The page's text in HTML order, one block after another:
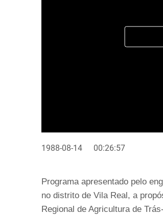
1988-08-14 00:26:57
Programa apresentado pelo
no distrito de Vila Real, a
Regional de Agricultura de